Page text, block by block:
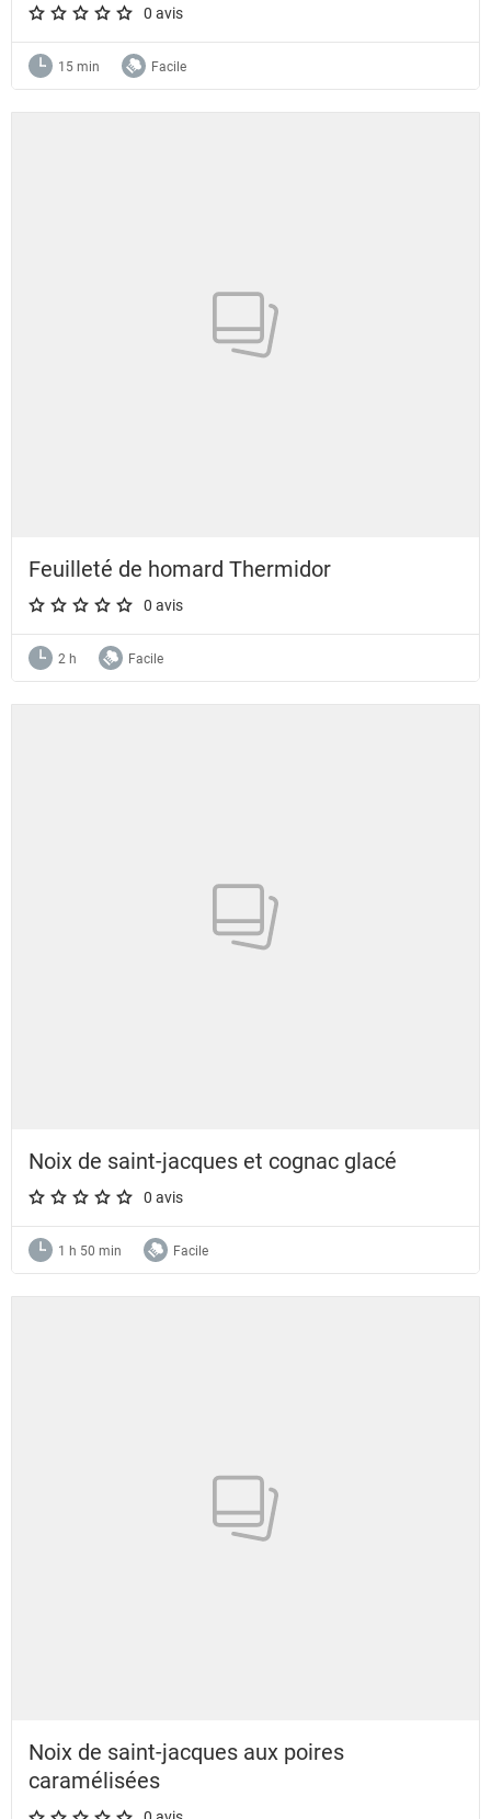
A star rating of 0 out of 5.
0 avis
15 min Facile
Feuilleté de homard Thermidor
A star rating of 0 out of 5.
0 avis
2 h Facile
Noix de saint-jacques et cognac glacé
A star rating of 0 out of 5.
0 avis
1 h 50 min Facile
Noix de saint-jacques aux poires
caramélisées